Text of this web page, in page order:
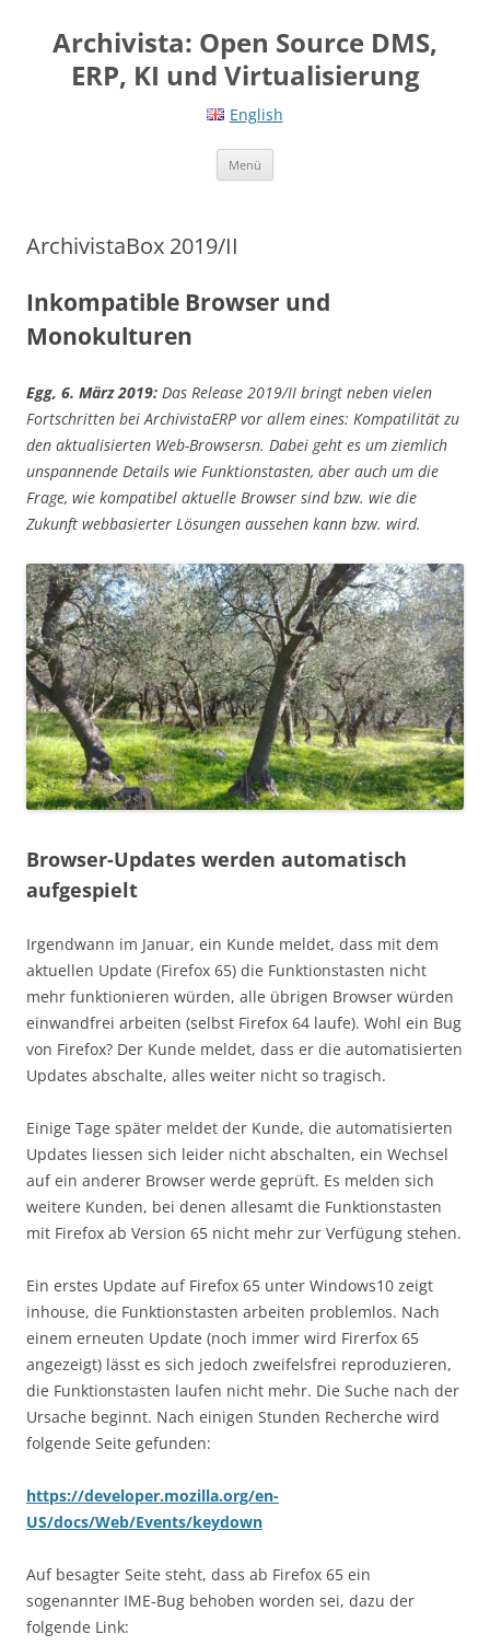
InhaltArchivista: Open Source DMS,
ERP, KI und Virtualisierung
English
Menü
ArchivistaBox 2019/II
Inkompatible Browser und
Monokulturen
Egg, 6. März 2019: Das Release 2019/II bringt neben vielen
Fortschritten bei ArchivistaERP vor allem eines: Kompatilität zu
den aktualisierten Web-Browsersn. Dabei geht es um ziemlich
unspannende Details wie Funktionstasten, aber auch um die
Frage, wie kompatibel aktuelle Browser sind bzw. wie die
Zukunft webbasierter Lösungen aussehen kann bzw. wird.
Browser-Updates werden automatisch
aufgespielt
Irgendwann im Januar, ein Kunde meldet, dass mit dem
aktuellen Update (Firefox 65) die Funktionstasten nicht
mehr funktionieren würden, alle übrigen Browser würden
einwandfrei arbeiten (selbst Firefox 64 laufe). Wohl ein Bug
von Firefox? Der Kunde meldet, dass er die automatisierten
Updates abschalte, alles weiter nicht so tragisch.
Einige Tage später meldet der Kunde, die automatisierten
Updates liessen sich leider nicht abschalten, ein Wechsel
auf ein anderer Browser werde geprüft. Es melden sich
weitere Kunden, bei denen allesamt die Funktionstasten
mit Firefox ab Version 65 nicht mehr zur Verfügung stehen.
Ein erstes Update auf Firefox 65 unter Windows10 zeigt
inhouse, die Funktionstasten arbeiten problemlos. Nach
einem erneuten Update (noch immer wird Firerfox 65
angezeigt) lässt es sich jedoch zweifelsfrei reproduzieren,
die Funktionstasten laufen nicht mehr. Die Suche nach der
Ursache beginnt. Nach einigen Stunden Recherche wird
folgende Seite gefunden:
https://developer.mozilla.org/en-
US/docs/Web/Events/keydown
Auf besagter Seite steht, dass ab Firefox 65 ein
sogenannter IME-Bug behoben worden sei, dazu der
folgende Link: